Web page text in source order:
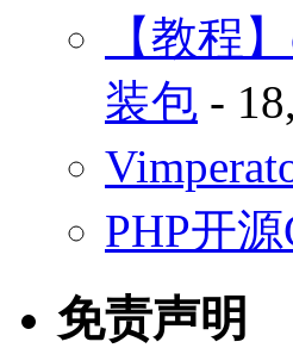
【教程
装包 -
PHP开
免责声明